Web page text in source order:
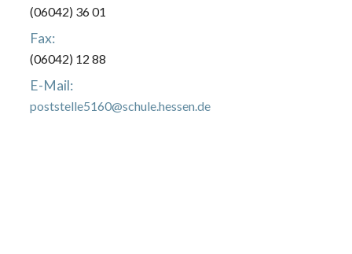
(06042) 36 01
Fax:
(06042) 12 88
E-Mail:
poststelle5160@schule.hessen.de